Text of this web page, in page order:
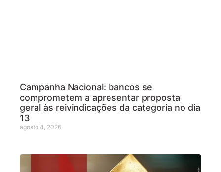
Campanha Nacional: bancos se
comprometem a apresentar proposta
geral às reivindicações da categoria no dia
13
agosto 4, 2026